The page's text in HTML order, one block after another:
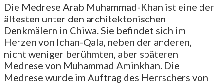
Die Medrese Arab Muhammad-Khan ist eine der
ältesten unter den architektonischen
Denkmälern in Chiwa. Sie befindet sich im
Herzen von Ichan-Qala, neben der anderen,
nicht weniger berühmten, aber späteren
Medrese von Muhammad Aminkhan. Die
Medrese wurde im Auftrag des Herrschers von